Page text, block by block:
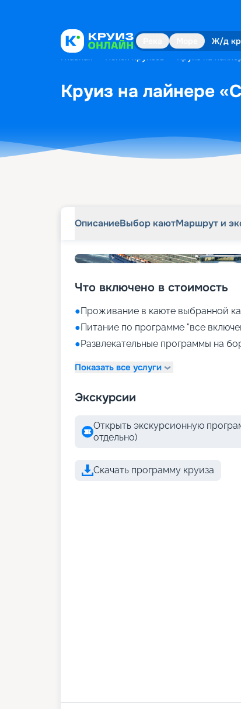
Ж/д
Главная Поиск круизов Круиз на
Круиз на лайнере
ОписаниеВыбор каютМаршрут и
Что включено в стоимость
●Проживание в каюте выбранной
●Питание по программе "все
●Развлекательные программы на
Показать все услуги
Экскурсии
Открыть экскурсионную
отдельно)
Скачать программу круиза